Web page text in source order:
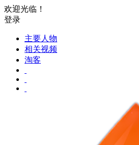
欢迎光临！
登录
主要人物
相关视频
淘客